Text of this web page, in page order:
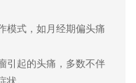
模式，如月经期偏头痛
引起的头痛，多数不伴